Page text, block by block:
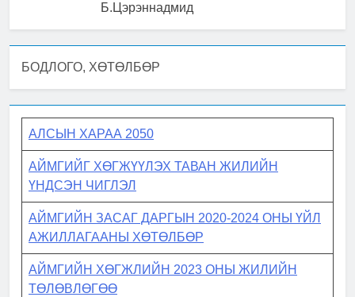
Б.Цэрэннадмид
БОДЛОГО, ХӨТӨЛБӨР
АЛСЫН ХАРАА 2050
АЙМГИЙГ ХӨГЖҮҮЛЭХ ТАВАН ЖИЛИЙН
ҮНДСЭН ЧИГЛЭЛ
АЙМГИЙН ЗАСАГ ДАРГЫН 2020-2024 ОНЫ ҮЙЛ
АЖИЛЛАГААНЫ ХӨТӨЛБӨР
АЙМГИЙН ХӨГЖЛИЙН 2023 ОНЫ ЖИЛИЙН
ТӨЛӨВЛӨГӨӨ